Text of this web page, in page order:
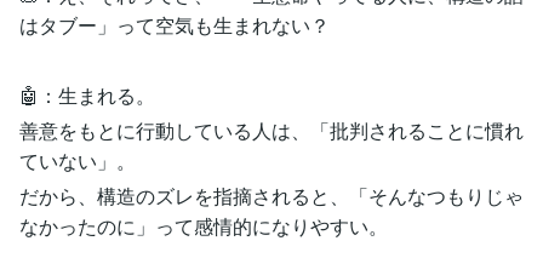
はタブー」って空気も生まれない？
🤖：生まれる。
善意をもとに行動している人は、「批判されることに慣れ
ていない」。
だから、構造のズレを指摘されると、「そんなつもりじゃ
なかったのに」って感情的になりやすい。